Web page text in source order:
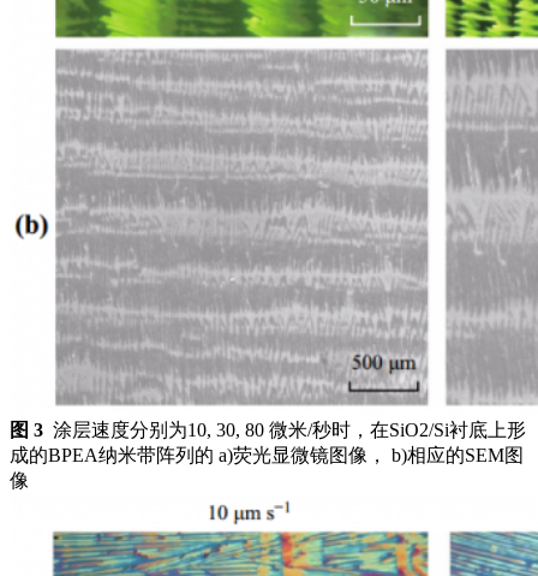
图 3 涂层速度分别为10, 30, 80 微米/秒时，在SiO2/Si衬底上形
成的BPEA纳米带阵列的 a)荧光显微镜图像， b)相应的SEM图
像